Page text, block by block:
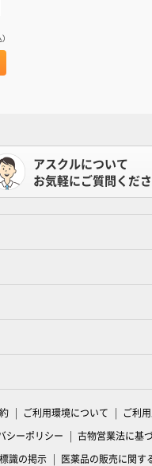
アスクルについて
お気軽にご質問くださ
ご利用環境について
ご利
シーポリシー
古物営業法に基
識の掲示
医薬品の販売に関す